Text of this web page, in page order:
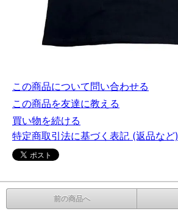
この商品について問い合わせる
この商品を友達に教える
買い物を続ける
特定商取引法に基づく表記 (返品など)
前の商品へ